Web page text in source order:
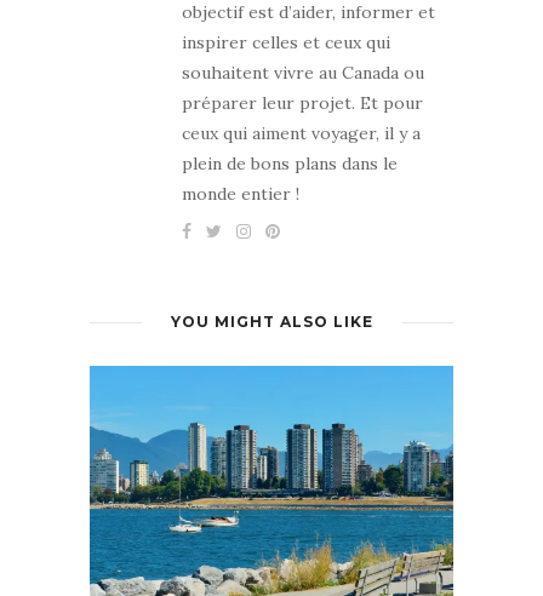
objectif est d’aider, informer et
inspirer celles et ceux qui
souhaitent vivre au Canada ou
préparer leur projet. Et pour
ceux qui aiment voyager, il y a
plein de bons plans dans le
monde entier !
YOU MIGHT ALSO LIKE